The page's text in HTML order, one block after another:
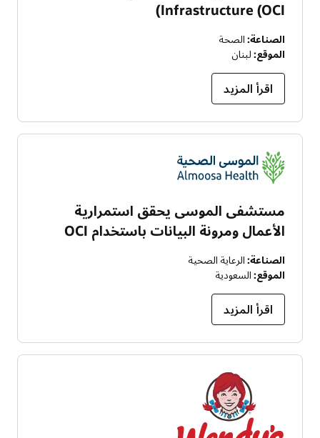
Infrastructure (OCI)
الصناعة: الصحة
الموقع: لبنان
اقرأ المزيد
مستشفى الموسى يحقق استمرارية
الأعمال ومرونة البيانات باستخدام OCI
الصناعة: الرعاية الصحية
الموقع: السعودية
اقرأ المزيد